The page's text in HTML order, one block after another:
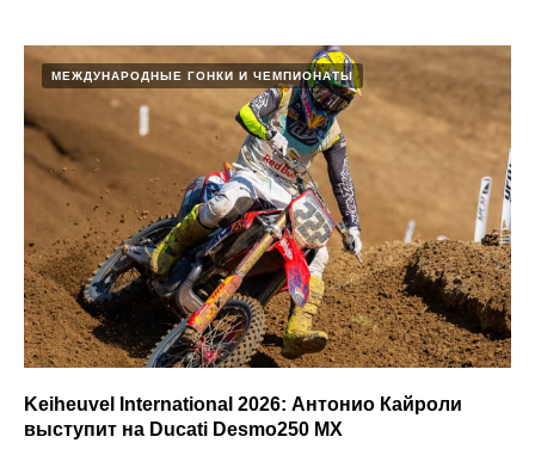
МЕЖДУНАРОДНЫЕ ГОНКИ И ЧЕМПИОНАТЫ
Keiheuvel International 2026: Антонио Кайроли
выступит на Ducati Desmo250 MX